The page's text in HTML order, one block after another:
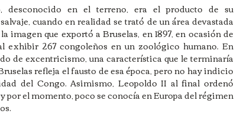
desconocido en el terreno, era el producto de su
cuando en realidad se trató de un área devastada
imagen que exportó a Bruselas, en 1897, en ocasión de
exhibir 267 congoleños en un zoológico humano. En
de excentricismo, una característica que le terminaría
refleja el fausto de esa época, pero no hay indicio
del Congo. Asimismo, Leopoldo II al final ordenó
por el momento, poco se conocía en Europa del régimen